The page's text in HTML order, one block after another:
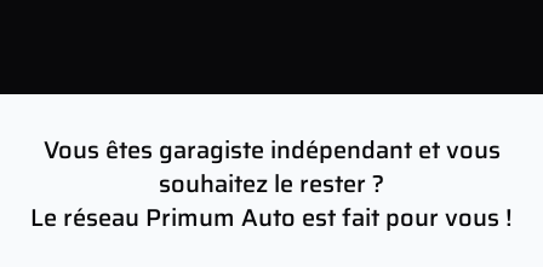
Vous êtes garagiste indépendant et vous
souhaitez le rester ?
Le réseau Primum Auto est fait pour vous !